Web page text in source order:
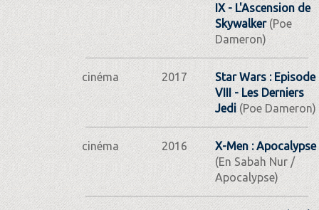
IX - L'Ascension de
Skywalker(Poe
Dameron)
cinéma 2017
Star Wars : Episode
VIII - Les Derniers
Jedi(Poe Dameron)
cinéma 2016
X-Men : Apocalypse
(En Sabah Nur /
Apocalypse)